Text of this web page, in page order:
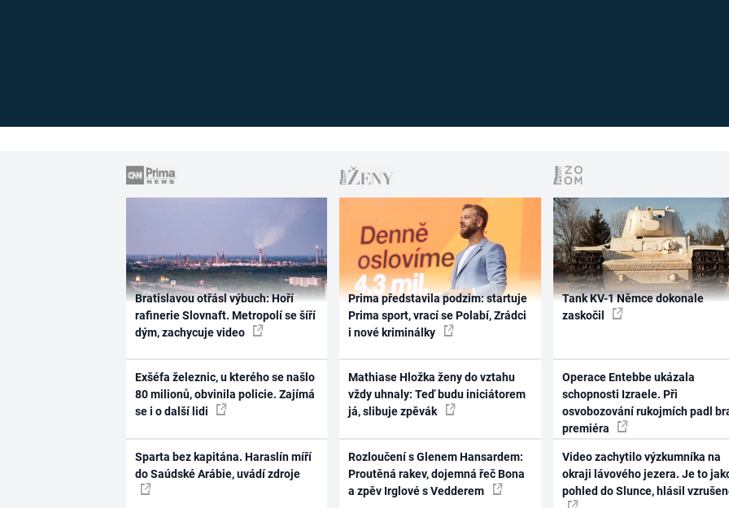
Bratislavou otřásl výbuch: Hoří
rafinerie Slovnaft. Metropolí se šíří
dým, zachycuje video
Exšéfa železnic, u kterého se našlo
80 milionů, obvinila policie. Zajímá
se i o další lidi
Sparta bez kapitána. Haraslín míří
do Saúdské Arábie, uvádí zdroje
Prima představila podzim: startuje
Prima sport, vrací se Polabí, Zrádci
i nové kriminálky
Mathiase Hložka ženy do vztahu
vždy uhnaly: Teď budu iniciátorem
já, slibuje zpěvák
Rozloučení s Glenem Hansardem:
Proutěná rakev, dojemná řeč Bona
a zpěv Irglové s Vedderem
Tank KV-1 Němce dokonale
zaskočil
Operace Entebbe ukázala
schopnosti Izraele. Při
osvobozování rukojmích padl
premiéra
Video zachytilo výzkumníka na
okraji lávového jezera. Je to
pohled do Slunce, hlásil